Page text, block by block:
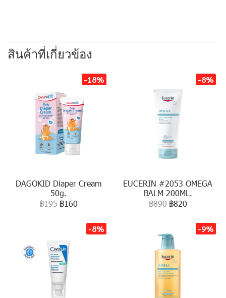
สินค้าที่เกี่ยวข้อง
-18%
DAGOKID Diaper Cream
50g.
฿195 ฿160
-8%
EUCERIN #2053 OMEGA
BALM 200ML.
฿890 ฿820
-8% -9%